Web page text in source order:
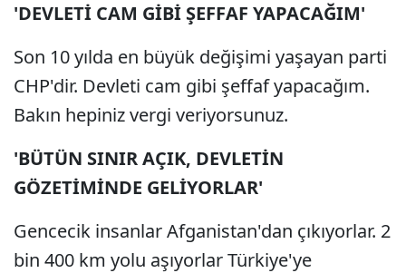
'DEVLETİ CAM GİBİ ŞEFFAF YAPACAĞIM'
Son 10 yılda en büyük değişimi yaşayan parti
CHP'dir. Devleti cam gibi şeffaf yapacağım.
Bakın hepiniz vergi veriyorsunuz.
'BÜTÜN SINIR AÇIK, DEVLETİN
GÖZETİMİNDE GELİYORLAR'
Gencecik insanlar Afganistan'dan çıkıyorlar. 2
bin 400 km yolu aşıyorlar Türkiye'ye